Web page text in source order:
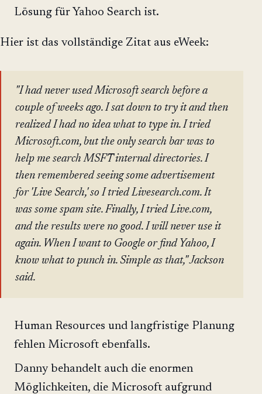
Lösung für Yahoo Search ist.
Hier ist das vollständige Zitat aus eWeek:
"I had never used Microsoft search before a
couple of weeks ago. I sat down to try it and then
realized I had no idea what to type in. I tried
Microsoft.com, but the only search bar was to
help me search MSFT internal directories. I
then remembered seeing some advertisement
for 'Live Search,' so I tried Livesearch.com. It
was some spam site. Finally, I tried Live.com,
and the results were no good. I will never use it
again. When I want to Google or find Yahoo, I
know what to punch in. Simple as that," Jackson
said.
Human Resources und langfristige Planung
fehlen Microsoft ebenfalls.
Danny behandelt auch die enormen
Möglichkeiten, die Microsoft aufgrund